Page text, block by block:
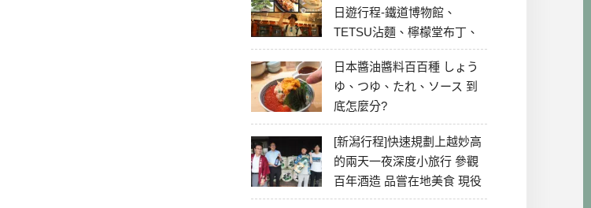
日遊行程-鐵道博物館、
TETSU沾麵、檸檬堂布丁、
冰川神社、美食彙整
日本醬油醬料百百種 しょう
ゆ、つゆ、たれ、ソース 到
底怎麼分?
[新潟行程]快速規劃上越妙高
的兩天一夜深度小旅行 參觀
百年酒造 品嘗在地美食 現役
最老牌電影院